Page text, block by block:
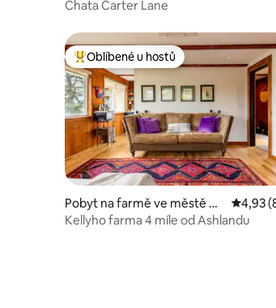
hland
Chata Carter Lane
Nejlepší v kategorii Oblíbené u hostů
Oblíbené u hostů
Pobyt na farmě ve městě As
hland
4,93
Kellyho farma 4 míle od Ashlandu